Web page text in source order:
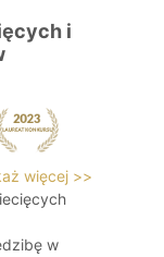
i
więcej >>
w